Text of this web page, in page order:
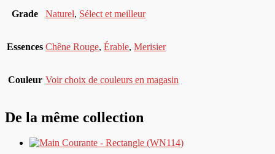
Grade Naturel, Sélect et meilleur
Essences Chêne Rouge, Érable, Merisier
Couleur Voir choix de couleurs en magasin
De la même collection